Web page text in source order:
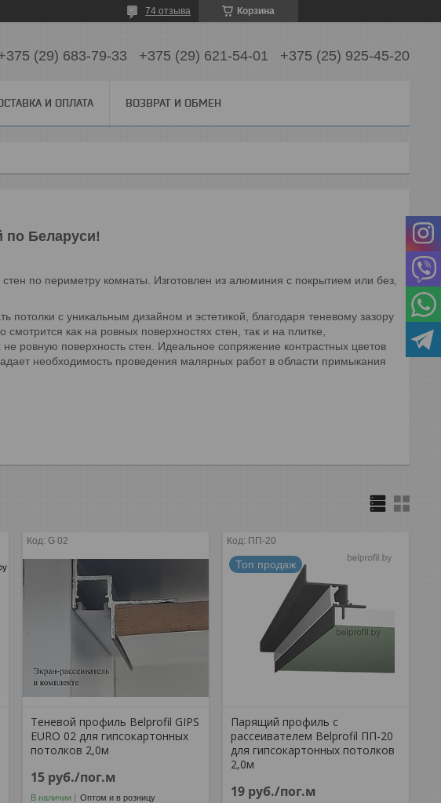
Корзина
74 отзыва
(29) 683-79-33 +375 (29) 621-54-01 +375 (25) 925-45-20
И ОПЛАТА ВОЗВРАТ И ОБМЕН
по Беларуси!
по периметру комнаты. Изготовлен из алюминия с покрытием или без,
потолки с уникальным дизайном и эстетикой, благодаря теневому зазору
как на ровных поверхностях стен, так и на плитке,
ровную поверхность стен. Идеальное сопряжение контрастных цветов
необходимость проведения малярных работ в области примыкания
G 02
Теневой профиль Belprofil GIPS
EURO 02 для гипсокартонных
потолков 2,0м
15 руб./пог.м
В наличии Оптом и в розницу
ПП-20
Топ продаж
Парящий профиль с
рассеивателем Belprofil ПП-20
для гипсокартонных потолков
2,0м
19 руб./пог.м